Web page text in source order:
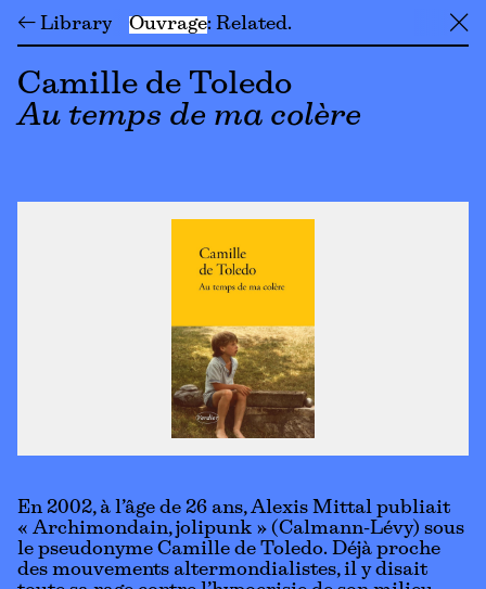
← Library Ouvrage Related ╳
Camille de Toledo
Au temps de ma colère
En 2002, à l’âge de 26 ans, Alexis Mittal publiait
« Archimondain, jolipunk » (Calmann-Lévy) sous
le pseudonyme Camille de Toledo. Déjà proche
des mouvements altermondialistes, il y disait